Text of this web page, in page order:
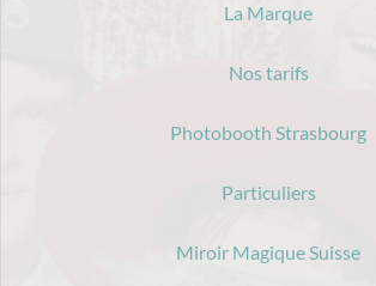
La Marque
Nos tarifs
Photobooth Strasbourg
Particuliers
Miroir Magique Suisse